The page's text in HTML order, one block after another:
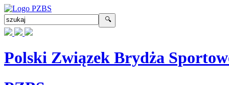
Polski Związek Brydża